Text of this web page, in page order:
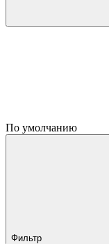
По умолчанию
Фильтр